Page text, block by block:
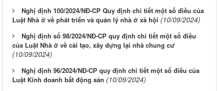
Nghị định 100/2024/NĐ-CP Quy định chi tiết một số điều của
Luật Nhà ở về phát triển và quản lý nhà ở xã hội (10/09/2024)
Nghị định số 98/2024/NĐ-CP quy định chi tiết một số điều
của Luật Nhà ở về cải tạo, xây dựng lại nhà chung cư
(10/09/2024)
Nghị định 96/2024/NĐ-CP quy định chi tiết một số điều của
Luật Kinh doanh bất động sản (10/09/2024)